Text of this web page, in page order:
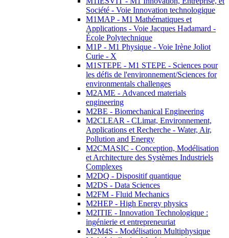
Société - Voie Innovation technologique
M1MAP - M1 Mathématiques et
Applications - Voie Jacques Hadamard -
École Polytechnique
M1P - M1 Physique - Voie Irène Joliot
Curie - X
M1STEPE - M1 STEPE - Sciences pour
les défis de l'environnement/Sciences for
environmentals challenges
M2AME - Advanced materials
engineering
M2BE - Biomechanical Engineering
M2CLEAR - CLimat, Environnement,
Applications et Recherche - Water, Air,
Pollution and Energy
M2CMASIC - Conception, Modélisation
et Architecture des Systèmes Industriels
Complexes
M2DQ - Dispositif quantique
M2DS - Data Sciences
M2FM - Fluid Mechanics
M2HEP - High Energy physics
M2ITIE - Innovation Technologique :
ingénierie et entrepreneuriat
M2M4S - Modélisation Multiphysique